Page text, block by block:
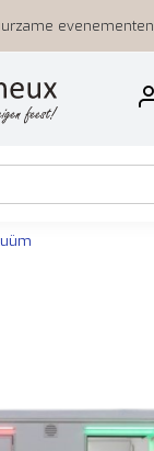
evenementen